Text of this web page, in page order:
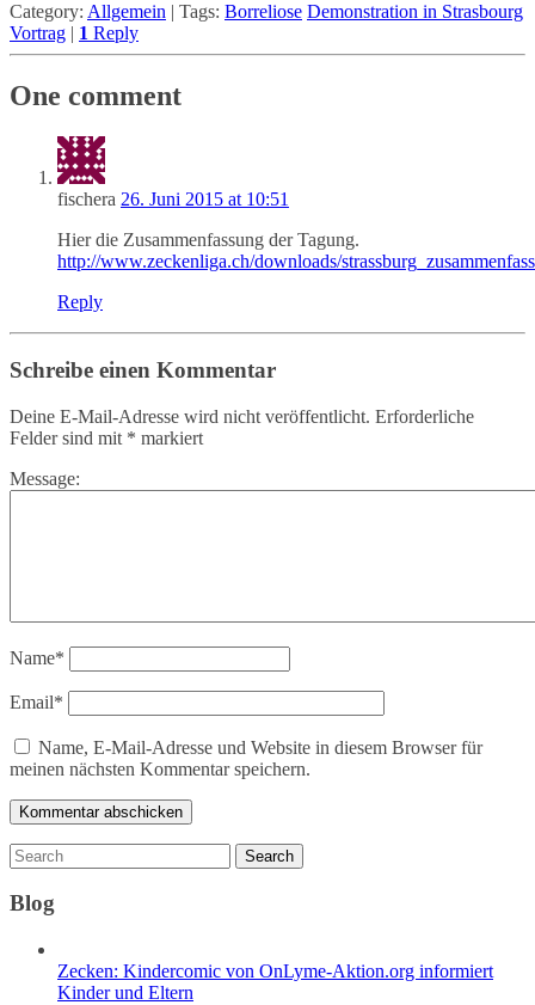
Category: Allgemein | Tags: Borreliose Demonstration in Strasbourg
Vortrag | 1 Reply
One comment
fischera 26. Juni 2015 at 10:51
Hier die Zusammenfassung der Tagung.
http://www.zeckenliga.ch/downloads/
Reply
Schreibe einen Kommentar
Deine E-Mail-Adresse wird nicht veröffentlicht. Erforderliche
Felder sind mit * markiert
Message:
Name*
Email*
Name, E-Mail-Adresse und Website in diesem Browser für
meinen nächsten Kommentar speichern.
Blog
Zecken: Kindercomic von OnLyme-Aktion.org informiert
Kinder und Eltern